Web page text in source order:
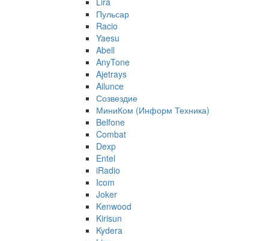
Пульсар
Racio
Yaesu
Abell
AnyTone
Ajetrays
Ailunce
Созвездие
МиниКом (Информ Техника)
Belfone
Combat
Dexp
Entel
iRadio
Icom
Joker
Kenwood
Kirisun
Kydera